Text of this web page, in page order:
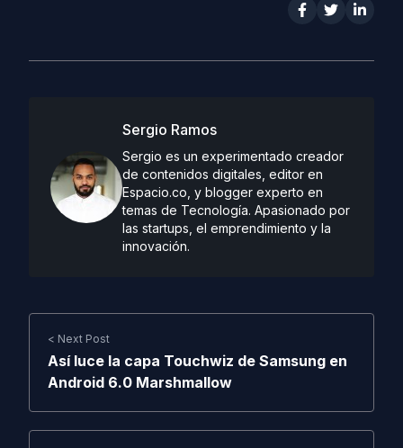
Sergio Ramos
Sergio es un experimentado creador
de contenidos digitales, editor en
Espacio.co, y blogger experto en
temas de Tecnología. Apasionado por
las startups, el emprendimiento y la
innovación.
< Next Post
Así luce la capa Touchwiz de Samsung en
Android 6.0 Marshmallow